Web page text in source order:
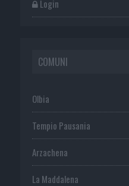
Login
COMUNI
Olbia
Tempio Pausania
Arzachena
La Maddalena